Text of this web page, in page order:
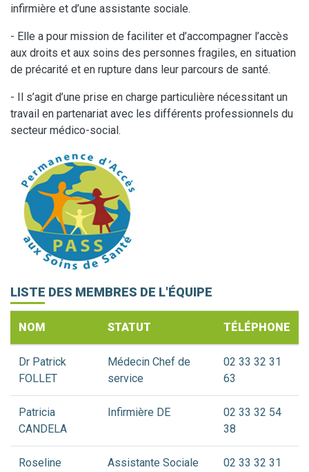
infirmière et d’une assistante sociale.
- Elle a pour mission de faciliter et d’accompagner l’accès
aux droits et aux soins des personnes fragiles, en situation
de précarité et en rupture dans leur parcours de santé.
- Il s’agit d’une prise en charge particulière nécessitant un
travail en partenariat avec les différents professionnels du
secteur médico-social.
LISTE DES MEMBRES DE L'ÉQUIPE
NOM STATUT TÉLÉPHONE
Dr Patrick
FOLLET
Médecin Chef de
service
02 33 32 31
63
Patricia
CANDELA
Infirmière DE
02 33 32 54
38
Roseline
Assistante Sociale
02 33 32 31